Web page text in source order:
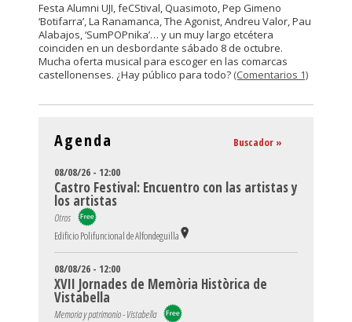
Festa Alumni UJI, feCStival, Quasimoto, Pep Gimeno
‘Botifarra’, La Ranamanca, The Agonist, Andreu Valor, Pau
Alabajos, ‘SumPOPnika’… y un muy largo etcétera
coinciden en un desbordante sábado 8 de octubre.
Mucha oferta musical para escoger en las comarcas
castellonenses. ¿Hay público para todo? (Comentarios 1)
Agenda Buscador »
08/08/26 - 12:00
Castro Festival: Encuentro con las artistas y
los artistas
Otros
Edificio Polifuncional de Alfondeguilla
08/08/26 - 12:00
XVII Jornades de Memòria Històrica de
Vistabella
Memoria y patrimonio - Vistabella